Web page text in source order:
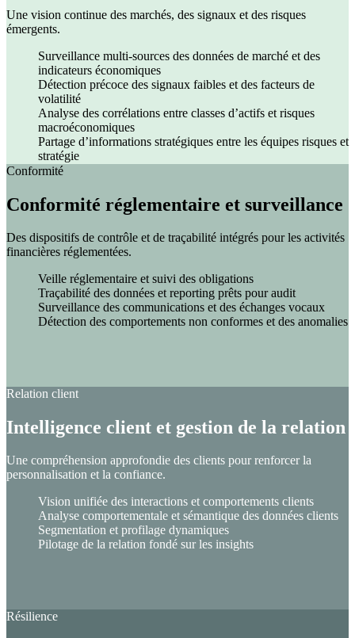
Une vision continue des marchés, des signaux et des risques
émergents.
Surveillance multi-sources des données de marché et des
indicateurs économiques
Détection précoce des signaux faibles et des facteurs de
volatilité
Analyse des corrélations entre classes d’actifs et risques
macroéconomiques
Partage d’informations stratégiques entre les équipes risques et
stratégie
Conformité
Conformité réglementaire et surveillance
Des dispositifs de contrôle et de traçabilité intégrés pour les activités
financières réglementées.
Veille réglementaire et suivi des obligations
Traçabilité des données et reporting prêts pour audit
Surveillance des communications et des échanges vocaux
Détection des comportements non conformes et des anomalies
Relation client
Intelligence client et gestion de la relation
Une compréhension approfondie des clients pour renforcer la
personnalisation et la confiance.
Vision unifiée des interactions et comportements clients
Analyse comportementale et sémantique des données clients
Segmentation et profilage dynamiques
Pilotage de la relation fondé sur les insights
Résilience